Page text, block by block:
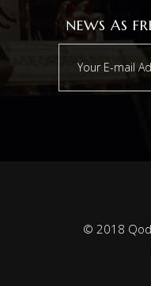
NEWS AS
© 2018